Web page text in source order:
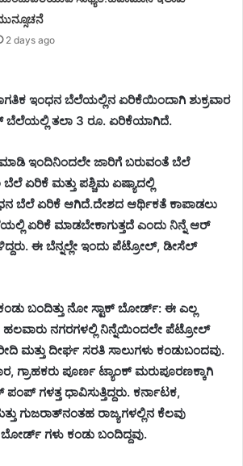
2 days ago
ಇಂಧನ ಬೆಲೆಯಲ್ಲಿನ ಏರಿಕೆಯಿಂದಾಗಿ ಶುಕ್ರವಾರ
ಬೆಲೆಯಲ್ಲಿ ತಲಾ 3 ರೂ. ಏರಿಕೆಯಾಗಿದೆ.
ಇಂದಿನಿಂದಲೇ ಜಾರಿಗೆ ಬರುವಂತೆ ಬೆಲೆ
ಬೆಲೆ ಏರಿಕೆ ಮತ್ತು ಪಶ್ಚಿಮ ಏಷ್ಯಾದಲ್ಲಿ
ಬೆಲೆ ಏರಿಕೆ ಆಗಿದೆ.ದೇಶದ ಆರ್ಥಿಕತೆ ಕಾಪಾಡಲು
ಏರಿಕೆ ಮಾಡಬೇಕಾಗುತ್ತದೆ ಎಂದು ನಿನ್ನೆ ಆರ್
ಈ ಬೆನ್ನಲ್ಲೇ ಇಂದು ಪೆಟ್ರೋಲ್, ಡೀಸೆಲ್
ಬಂದಿತ್ತು ನೋ ಸ್ಟಾಕ್ ಬೋರ್ಡ್: ಈ ಎಲ್ಲ
ಹಲವಾರು ನಗರಗಳಲ್ಲಿ ನಿನ್ನೆಯಿಂದಲೇ ಪೆಟ್ರೋಲ್
ಮತ್ತು ದೀರ್ಘ ಸರತಿ ಸಾಲುಗಳು ಕಂಡುಬಂದವು.
ಗ್ರಾಹಕರು ಪೂರ್ಣ ಟ್ಯಾಂಕ್ ಮರುಪೂರಣಕ್ಕಾಗಿ
ಗಳತ್ತ ಧಾವಿಸುತ್ತಿದ್ದರು. ಕರ್ನಾಟಕ,
ಗುಜರಾತ್‌ನಂತಹ ರಾಜ್ಯಗಳಲ್ಲಿನ ಕೆಲವು
ಗಳು ಕಂಡು ಬಂದಿದ್ದವು.